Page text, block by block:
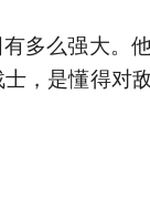
多么强大。
，是懂得对